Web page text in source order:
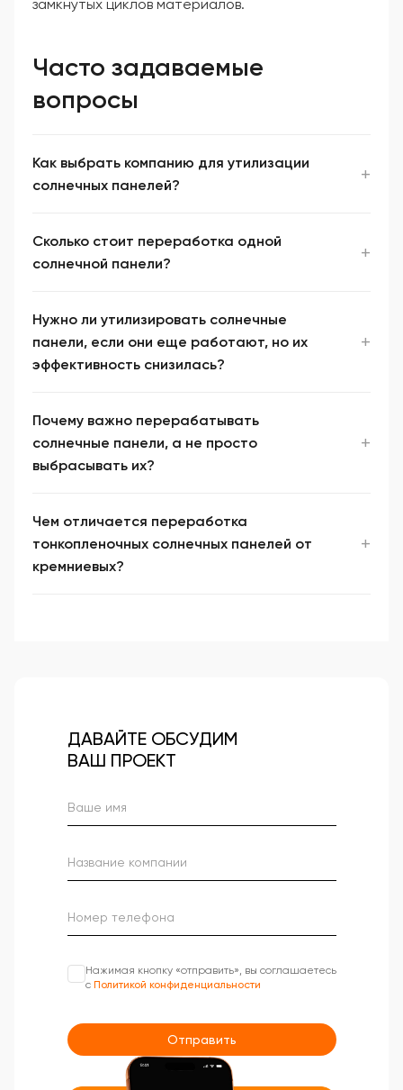
замкнутых циклов материалов.
Часто задаваемые
вопросы
Как выбрать компанию для утилизации
солнечных панелей?
Сколько стоит переработка одной
солнечной панели?
Нужно ли утилизировать солнечные
панели, если они еще работают, но их
эффективность снизилась?
Почему важно перерабатывать
солнечные панели, а не просто
выбрасывать их?
Чем отличается переработка
тонкопленочных солнечных панелей от
кремниевых?
ДАВАЙТЕ ОБСУДИМ
ВАШ ПРОЕКТ
Нажимая кнопку «отправить», вы соглашаетесь
с Политикой конфиденциальности
Отправить